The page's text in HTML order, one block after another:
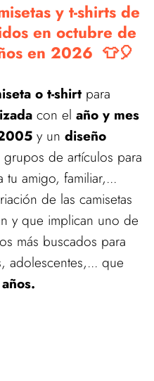
y t-shirts de
en octubre de
en 2026 👕🎈
o t-shirt para
con el año y mes
y un diseño
de artículos para
amigo, familiar,...
de las camisetas
y que implican uno de
más buscados para
adolescentes,... que